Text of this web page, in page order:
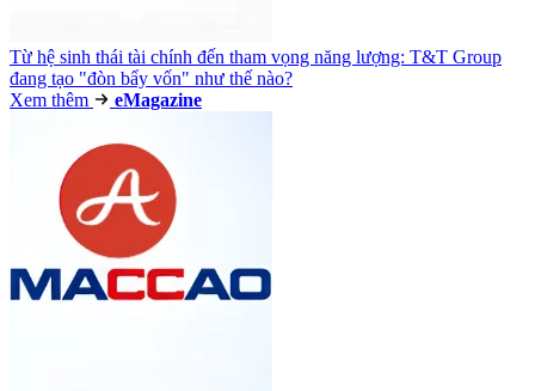
Từ hệ sinh thái tài chính đến tham vọng năng lượng: T&T Group
đang tạo "đòn bẩy vốn" như thế nào?
Xem thêm
eMagazine